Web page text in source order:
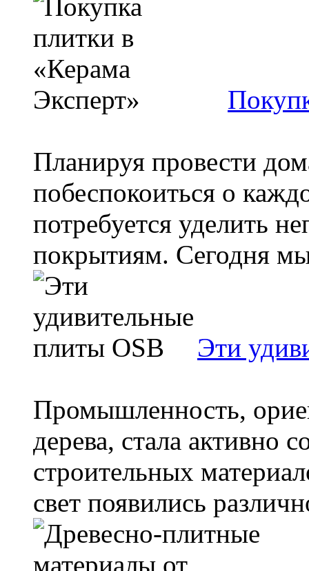
Планируя провести
побеспокоиться о
потребуется уделить
покрытиям. Сегодня
Эти
Промышленность,
дерева, стала активно
строительных
свет появились